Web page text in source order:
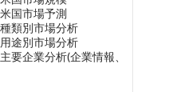
国市場予測
類別市場分析
途別市場分析
要企業分析(企業情報、